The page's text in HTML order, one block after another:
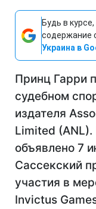
Будь в
содержание
Украина в
Принц Гарри
судебном
издателя
Limited
объявлено 7
Сассекский
участия в
Invictus